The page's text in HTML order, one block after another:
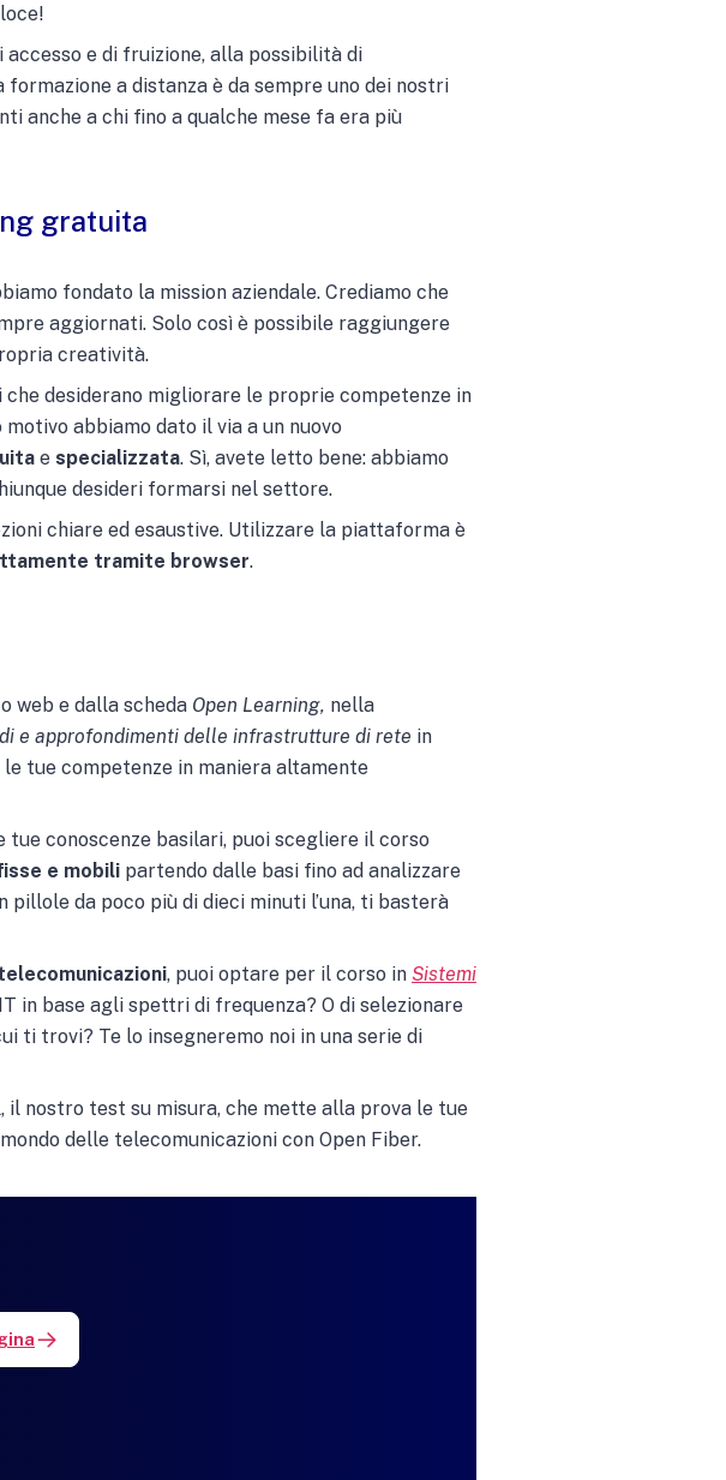
e di fruizione, alla possibilità di
a distanza è da sempre uno dei nostri
anche a chi fino a qualche mese fa era più
gratuita
fondato la mission aziendale. Crediamo che
aggiornati. Solo così è possibile raggiungere
creatività.
desiderano migliorare le proprie competenze in
abbiamo dato il via a un nuovo
e specializzata. Sì, avete letto bene: abbiamo
desideri formarsi nel settore.
chiare ed esaustive. Utilizzare la piattaforma è
tramite browser.
web e dalla scheda Open Learning, nella
e approfondimenti delle infrastrutture di rete in
tue competenze in maniera altamente
conoscenze basilari, puoi scegliere il corso
e mobili partendo dalle basi fino ad analizzare
pillole da poco più di dieci minuti l’una, ti basterà
, puoi optare per il corso in Sistemi
in base agli spettri di frequenza? O di selezionare
ti trovi? Te lo insegneremo noi in una serie di
il nostro test su misura, che mette alla prova le tue
delle telecomunicazioni con Open Fiber.